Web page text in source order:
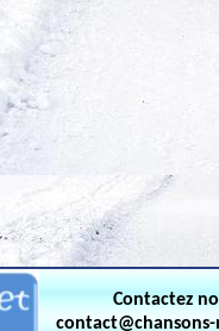
Contactez